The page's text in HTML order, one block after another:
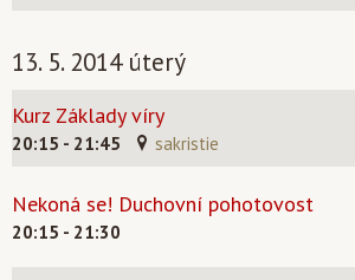
13. 5. 2014 úterý
Kurz Základy víry
20:15 - 21:45 sakristie
Nekoná se! Duchovní pohotovost
20:15 - 21:30